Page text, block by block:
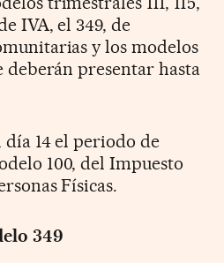
IVA, el 349, de
y los modelos
deberán presentar hasta
14 el periodo de
100, del Impuesto
Físicas.
349